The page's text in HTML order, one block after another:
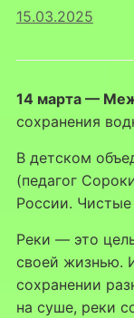
15.03.2025
14 марта —
сохранения
В детском
(педагог
России. Чистые
Реки — это
своей жизнью.
сохранении
на суше, реки